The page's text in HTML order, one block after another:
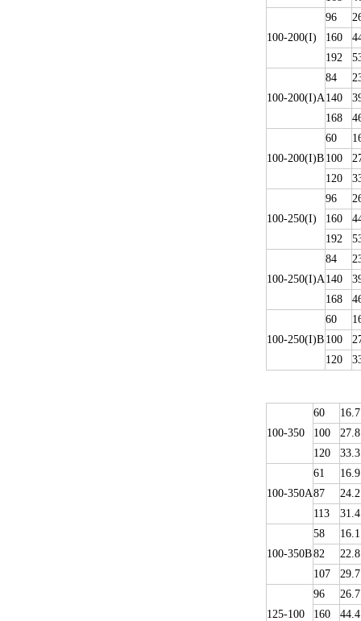
100-200(I)
96
160
192
100-200(I)A
84
140
168
100-200(I)B
60
100
120
100-250(I)
96
160
192
100-250(I)A
84
140
168
100-250(I)B
60
100
120
100-350
60
16.7
100
27.8
120
33.3
100-350A
61
16.9
87
24.2
113
31.4
100-350B
58
16.1
82
22.8
107
29.7
125-100
96
26.7
160
44.4